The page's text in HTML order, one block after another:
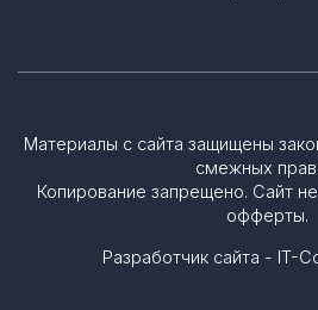
Материалы с сайта защищены
смежных
Копирование запрещено. Сайт
офферты.
Разработчик сайта - IT-